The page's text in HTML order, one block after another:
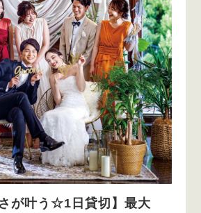
さが叶う☆1日貸切】最大